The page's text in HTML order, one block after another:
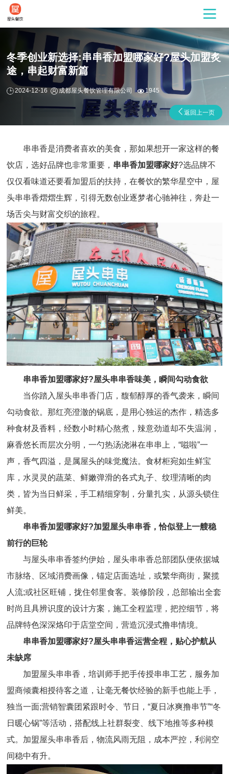
返回上一页
冬季创业新选择:串串香加盟哪家好?屋头加盟炙
途，串起财富新篇
2024-12-16 成都屋头餐饮管理有限公司 1945
串串香是消费者喜欢的美食，那如果想开一家这样的餐
饮店，选好品牌也非常重要， 串串香加盟哪家好?选品牌不
仅仅看味道还要看加盟后的扶持，在餐饮的繁华星空中，屋
头串串香熠熠生辉，引得无数创业逐梦者心驰神往，奔赴一
场舌尖与财富交织的旅程。
串串香加盟哪家好?屋头串串香味美，瞬间勾动食欲
当你踏入屋头串串香门店，馥郁醇厚的香气袭来，瞬间
勾动食欲。那红亮澄澈的锅底，是用心独运的杰作，精选多
种食材及香料，经数小时精心熬煮，辣意劲道却不失温润，
麻香悠长而层次分明，一勺热汤浇淋在串串上，“嗞啦”一
声，香气四溢，是属屋头的味觉魔法。食材柜宛如生鲜宝
库，水灵灵的蔬菜、鲜嫩弹滑的各式丸子、纹理清晰的肉
类，皆为当日鲜采，手工精细穿制，分量扎实，从源头锁住
鲜美。
串串香加盟哪家好?加盟屋头串串香，恰似登上一艘稳
前行的巨轮
与屋头串串香签约伊始，屋头串串香总部团队便依据城
市脉络、区域消费画像，锚定店面选址，或繁华商街，聚揽
人流;或社区旺铺，拢住邻里食客。装修阶段，总部输出全套
时尚且具辨识度的设计方案，施工全程监理，把控细节，将
品牌特色深深烙印于店堂空间，营造沉浸式撸串情境。
串串香加盟哪家好?屋头串串香运营全程，贴心护航从
未缺席
加盟屋头串串香，培训师手把手传授串串工艺，服务加
盟商倾囊相授待客之道，让毫无餐饮经验的新手也能上手，
独当一面;营销智囊团紧跟时令、节日，“夏日冰爽撸串节”“冬
日暖心锅”等活动，搭配线上社群裂变、线下地推等多种模
式。加盟屋头串串香后，物流风雨无阻，成本严控，利润空
间稳中有升。